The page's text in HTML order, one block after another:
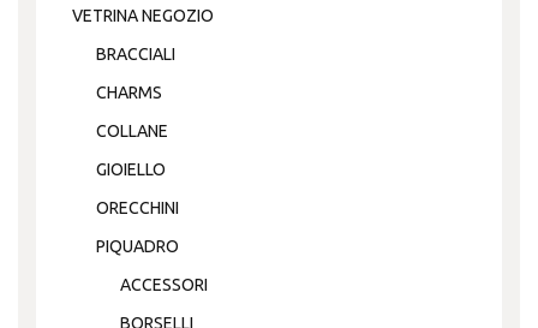
VETRINA NEGOZIO
BRACCIALI
CHARMS
COLLANE
GIOIELLO
ORECCHINI
PIQUADRO
ACCESSORI
BORSELLI